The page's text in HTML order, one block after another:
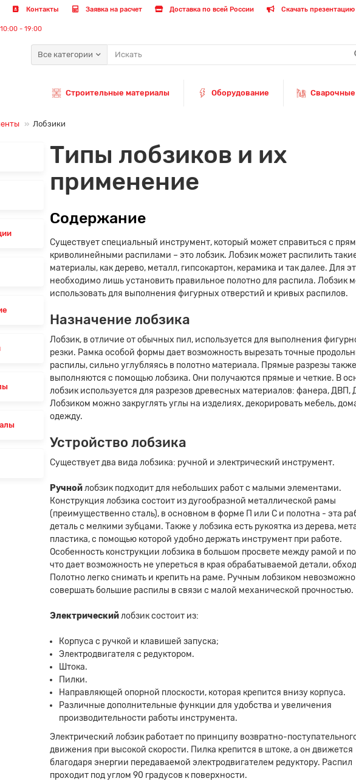
Контакты Заявка на расчет Доставка по всей России Скачать
- 19:00
Все категории
Строительные материалы Оборудование
Лобзики
Типы лобзиков и их
применение
Содержание
Существует специальный инструмент, который может справиться с
криволинейными распилами – это лобзик. Лобзик может распилить
материалы, как дерево, металл, гипсокартон, керамика и так далее. Для
необходимо лишь установить правильное полотно для распила. Лобзик
использовать для выполнения фигурных отверстий и кривых распилов.
Назначение лобзика
Лобзик, в отличие от обычных пил, используется для выполнения
резки. Рамка особой формы дает возможность вырезать точные
распилы, сильно углубляясь в полотно материала. Прямые разрезы
выполняются с помощью лобзика. Они получаются прямые и четкие. В
лобзик используется для разрезов древесных материалов: фанера, ДВП,
Лобзиком можно закруглять углы на изделиях, декорировать мебель,
одежду.
Устройство лобзика
Существует два вида лобзика: ручной и электрический инструмент.
Ручнойлобзик подходит для небольших работ с малыми элементами.
Конструкция лобзика состоит из дугообразной металлической рамы
(преимущественно сталь), в основном в форме П или С и полотна - эта
деталь с мелкими зубцами. Также у лобзика есть рукоятка из дерева,
пластика, с помощью которой удобно держать инструмент при работе.
Особенность конструкции лобзика в большом просвете между рамой и
что дает возможность не упереться в края обрабатываемой детали,
Полотно легко снимать и крепить на раме. Ручным лобзиком невозможно
совершать большие распилы в связи с малой механической прочностью.
Электрическийлобзик состоит из:
Корпуса с ручкой и клавишей запуска;
Электродвигателя с редуктором.
Штока.
Пилки.
Направляющей опорной плоскости, которая крепится внизу корпуса.
Различные дополнительные функции для удобства и увеличения
производительности работы инструмента.
Электрический лобзик работает по принципу возвратно-
движения при высокой скорости. Пилка крепится в штоке, а он движется
благодаря энергии передаваемой электродвигателем редуктору. Распил
проходит под углом 90 градусов к поверхности.
122₽/шт.
Купить